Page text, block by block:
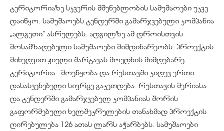
ტერიტორიაზე სკვერის მშენებლობის სამუშაოები უკვე
დაიწყო. სამუშაოებს ტენდერში გამარჯვებული კომპანია
„ალგეთი“ ასრულებს. ადგილზე ამ დროისთვის
მოსამზადებელი სამუშაოები მიმდინარეობს. პროექტის
მიხედვით ჟიული შარტავას მოედნის მიმდებარე
ტერიტორია მოეწყობა და რუსთავში კიდევ ერთი
დასასვენებელი სივრცე გაკეთდება. რუსთავის მერიასა
და ტენდერში გამარჯვებულ კომპანიას შორის
გაფორმებული ხელშეკრულების თანახმად პროექტის
ღირებულება 126 ათას ლარს აჭარბებს. სამუშაოები